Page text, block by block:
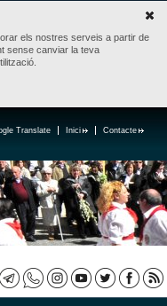
els nostres serveis a partir de
sense canviar la teva
Contacte
Inici
Translate